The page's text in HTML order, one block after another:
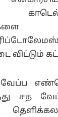
வேப்ப
சத